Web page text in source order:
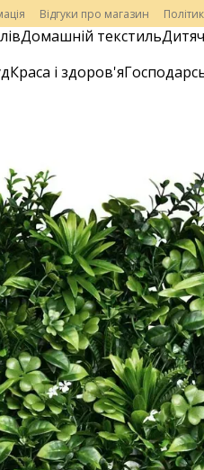
Відгуки про магазин
Домашній текстиль
Краса і здоров'я